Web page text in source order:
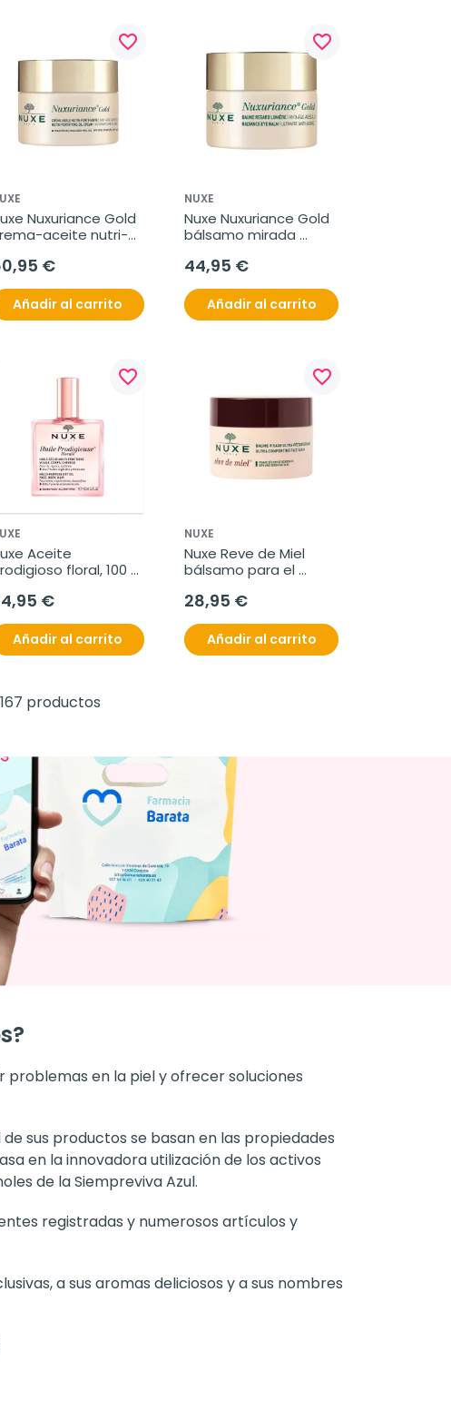
favorite_border
Nuxuriance Gold
aceite nutri-
€
Añadir al carrito
favorite_border
NUXE
Nuxe Nuxuriance Gold
bálsamo mirada
44,95 €
Añadir al carrito
favorite_border
Aceite
floral, 100
€
Añadir al carrito
favorite_border
NUXE
Nuxe Reve de Miel
bálsamo para el
reconfortante, 50 ml
28,95 €
Añadir al carrito
productos
en la piel y ofrecer soluciones
sus productos se basan en las propiedades
en la innovadora utilización de los activos
de la Siempreviva Azul.
registradas y numerosos artículos y
a sus aromas deliciosos y a sus nombres